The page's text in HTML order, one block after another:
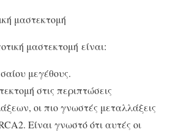
μαστεκτομή
μαστεκτομή είναι:
μεγέθους.
στις περιπτώσεις
οι πιο γνωστές μεταλλάξεις
Είναι γνωστό ότι αυτές οι